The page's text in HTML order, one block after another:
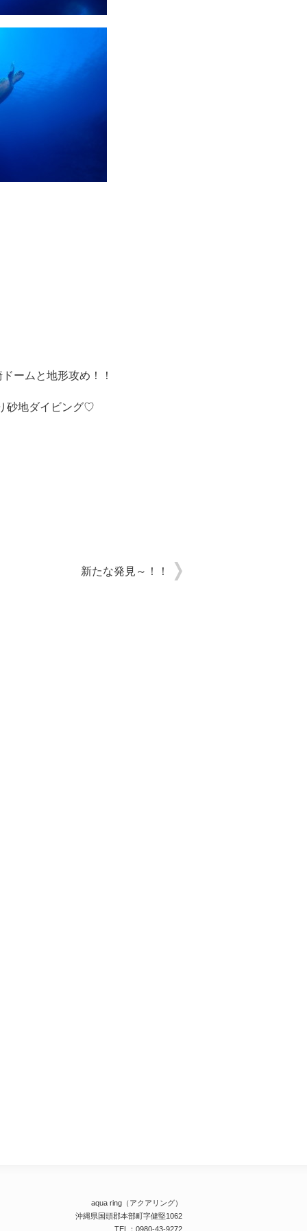
ームと地形攻め！！
砂地ダイビング♡
新たな発見～！！
aqua ring（アクアリング）
沖縄県国頭郡本部町字健堅1062
TEL：0980-43-9272